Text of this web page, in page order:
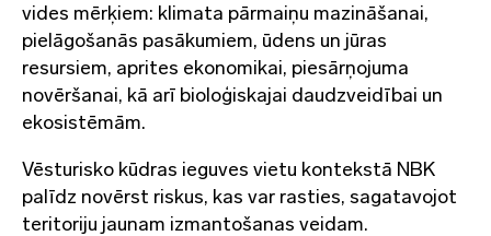
vides mērķiem: klimata pārmaiņu mazināšanai,
pielāgošanās pasākumiem, ūdens un jūras
resursiem, aprites ekonomikai, piesārņojuma
novēršanai, kā arī bioloģiskajai daudzveidībai un
ekosistēmām.
Vēsturisko kūdras ieguves vietu kontekstā NBK
palīdz novērst riskus, kas var rasties, sagatavojot
teritoriju jaunam izmantošanas veidam.